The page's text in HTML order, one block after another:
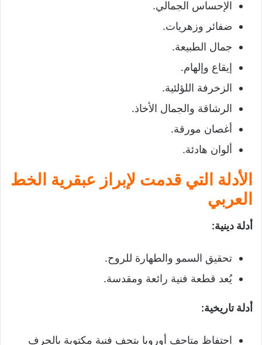
الإحساس الجمالي.
ضفائر وزهريات.
جمال الطبيعة.
إيقاع وإلهام.
الزخرفة اللؤلئية.
الرشاقة والجمال الأخاذ.
أغصان مورقة.
ألوان هادئة.
الأدلة التي قدمت لإبراز عبقرية الخط
العربي
أدلة دينية:
تحقيق السمو والطهارة للروح.
يُعد قطعة فنية رائعة ومقدسة.
أدلة تاريخية:
احتفاظ متاحف أوروبا بتحف فنية مكتوبة بالحرف